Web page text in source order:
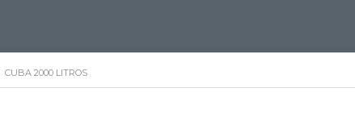
CUBA 2000 LITROS